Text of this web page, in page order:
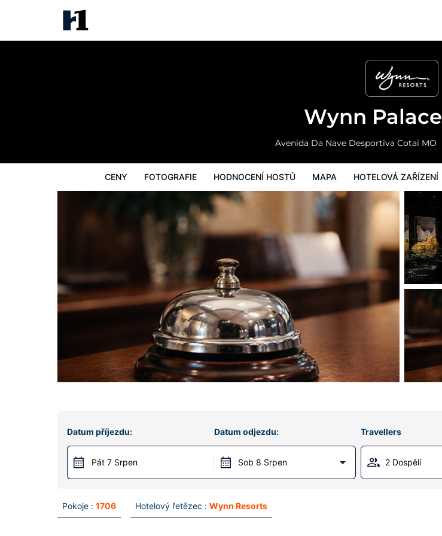
Wynn Palace
Avenida Da Nave Desportiva Cotai MO
CENY FOTOGRAFIE HODNOCENÍ HOSTŮ MAPA HOTELOVÁ ZAŘÍZENÍ
Datum příjezdu:
Pát 7 Srpen
Datum odjezdu:
Sob 8 Srpen
Travellers
2 Dospělí
Pokoje : 1706 Hotelový řetězec : Wynn Resorts